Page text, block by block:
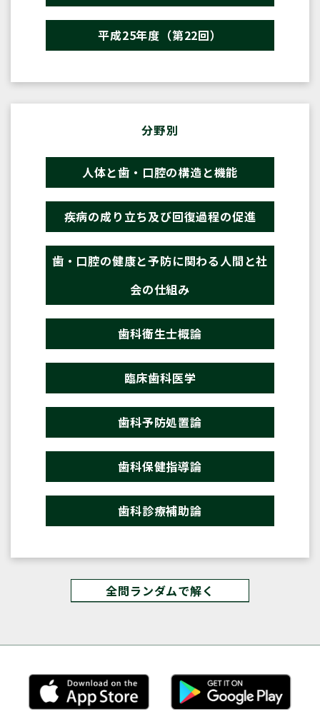
平成25年度（第22回）
分野別
人体と歯・口腔の構造と機能
疾病の成り立ち及び回復過程の促進
歯・口腔の健康と予防に関わる人間と社
会の仕組み
歯科衛生士概論
臨床歯科医学
歯科予防処置論
歯科保健指導論
歯科診療補助論
全問ランダムで解く